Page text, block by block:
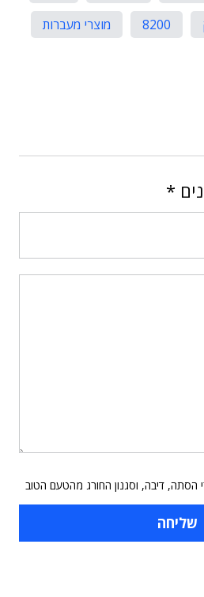
8200 מוצרי מעברות
*
הסתה, דיבה, וסגנון החורג מהטעם הטוב